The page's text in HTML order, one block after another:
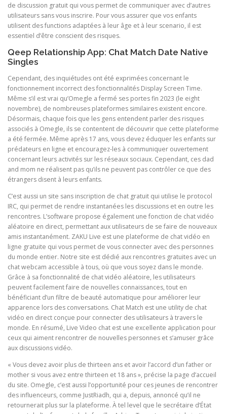
de discussion gratuit qui vous permet de communiquer avec d’autres
utilisateurs sans vous inscrire. Pour vous assurer que vos enfants
utilisent des functions adaptées à leur âge et à leur scenario, il est
essentiel d’être conscient des risques.
Qeep Relationship App: Chat Match Date Native
Singles
Cependant, des inquiétudes ont été exprimées concernant le
fonctionnement incorrect des fonctionnalités Display Screen Time.
Même s’il est vrai qu’Omegle a fermé ses portes fin 2023 (le eight
novembre), de nombreuses plateformes similaires existent encore.
Désormais, chaque fois que les gens entendent parler des risques
associés à Omegle, ils se contentent de découvrir que cette plateforme
a été fermée. Même après 17 ans, vous devez éduquer les enfants sur
prédateurs en ligne et encouragez-les à communiquer ouvertement
concernant leurs activités sur les réseaux sociaux. Cependant, ces dad
and mom ne réalisent pas qu’ils ne peuvent pas contrôler ce que des
étrangers disent à leurs enfants.
C’est aussi un site sans inscription de chat gratuit qui utilise le protocol
IRC, qui permet de rendre instantanées les discussions et en outre les
rencontres. L’software propose également une fonction de chat vidéo
aléatoire en direct, permettant aux utilisateurs de se faire de nouveaux
amis instantanément. ZAKU Live est une plateforme de chat vidéo en
ligne gratuite qui vous permet de vous connecter avec des personnes
du monde entier. Notre site est dédié aux rencontres gratuites avec un
chat webcam accessible à tous, où que vous soyez dans le monde.
Grâce à sa fonctionnalité de chat vidéo aléatoire, les utilisateurs
peuvent facilement faire de nouvelles connaissances, tout en
bénéficiant d’un filtre de beauté automatique pour améliorer leur
apparence lors des conversations. Chat Match est une utility de chat
vidéo en direct conçue pour connecter des utilisateurs à travers le
monde. En résumé, Live Video chat est une excellente application pour
ceux qui aiment rencontrer de nouvelles personnes et s’amuser grâce
aux discussions vidéo.
« Vous devez avoir plus de thirteen ans et avoir l’accord d’un father or
mother si vous avez entre thirteen et 18 ans », précise la page d’accueil
du site. Omegle, c’est aussi l’opportunité pour ces jeunes de rencontrer
des influenceurs, comme JustRiadh, qui a, depuis, annoncé qu’il ne
retournerait plus sur la plateforme. À tel level que le secrétaire d’État